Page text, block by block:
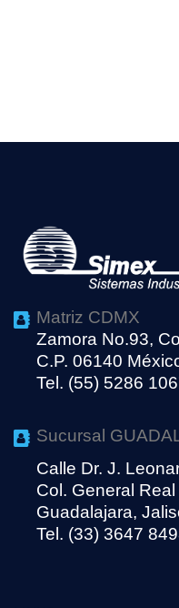
Matriz CDMX
Zamora No.93,
C.P. 06140
Tel. (55) 5286
Sucursal
Calle Dr. J.
Col. General Real
Guadalajara,
Tel. (33) 3647